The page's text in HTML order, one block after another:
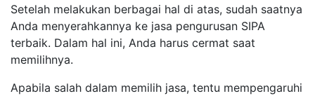
Setelah melakukan berbagai hal di atas, sudah saatnya
Anda menyerahkannya ke jasa pengurusan SIPA
terbaik. Dalam hal ini, Anda harus cermat saat
memilihnya.
Apabila salah dalam memilih jasa, tentu mempengaruhi